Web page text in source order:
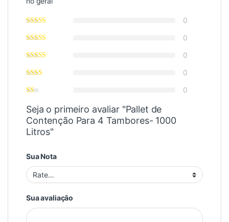
0
0
0
0
0
Seja o primeiro avaliar "Pallet de
Contenção Para 4 Tambores- 1000
Litros"
Sua Nota
Sua avaliação